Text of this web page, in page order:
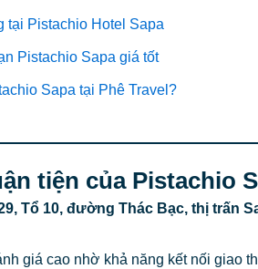
tại Pistachio Hotel Sapa
Pistachio Sapa giá tốt
Sapa tại Phê Travel?
tiện của Pistachio
Tổ 10, đường Thác Bạc, thị trấn
giá cao nhờ khả năng kết nối giao